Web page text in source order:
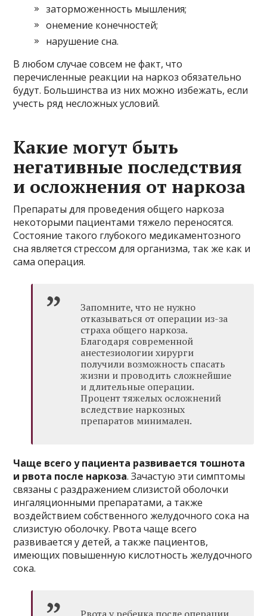
заторможенность мышления;
онемение конечностей;
нарушение сна.
В любом случае совсем не факт, что
перечисленные реакции на наркоз обязательно
будут. Большинства из них можно избежать, если
учесть ряд несложных условий.
Какие могут быть
негативные последствия
и осложнения от наркоза
Препараты для проведения общего наркоза
некоторыми пациентами тяжело переносятся.
Состояние такого глубокого медикаментозного
сна является стрессом для организма, так же как и
сама операция.
Запомните, что не нужно
отказываться от операции из-за
страха общего наркоза.
Благодаря современной
анестезиологии хирурги
получили возможность спасать
жизни и проводить сложнейшие
и длительные операции.
Процент тяжелых осложнений
вследствие наркозных
препаратов минимален.
Чаще всего у пациента развивается тошнота
и рвота после наркоза. Зачастую эти симптомы
связаны с раздражением слизистой оболочки
ингаляционными препаратами, а также
воздействием собственного желудочного сока на
слизистую оболочку. Рвота чаще всего
развивается у детей, а также пациентов,
имеющих повышенную кислотность желудочного
сока.